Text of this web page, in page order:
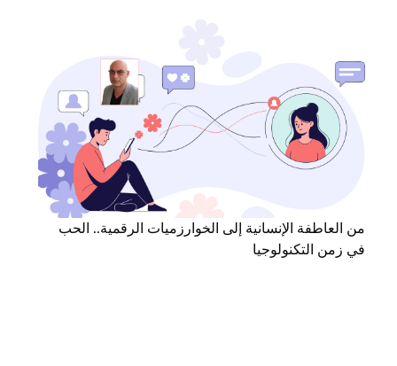
من العاطفة الإنسانية إلى الخوارزميات الرقمية.. الحب
في زمن التكنولوجيا